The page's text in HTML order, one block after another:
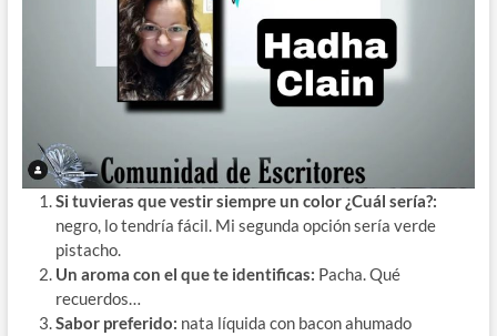
Si tuvieras que vestir siempre un color ¿Cuál sería?:
negro, lo tendría fácil. Mi segunda opción sería verde
pistacho.
Un aroma con el que te identificas: Pacha. Qué
recuerdos…
Sabor preferido: ️nata líquida con bacon ahumado